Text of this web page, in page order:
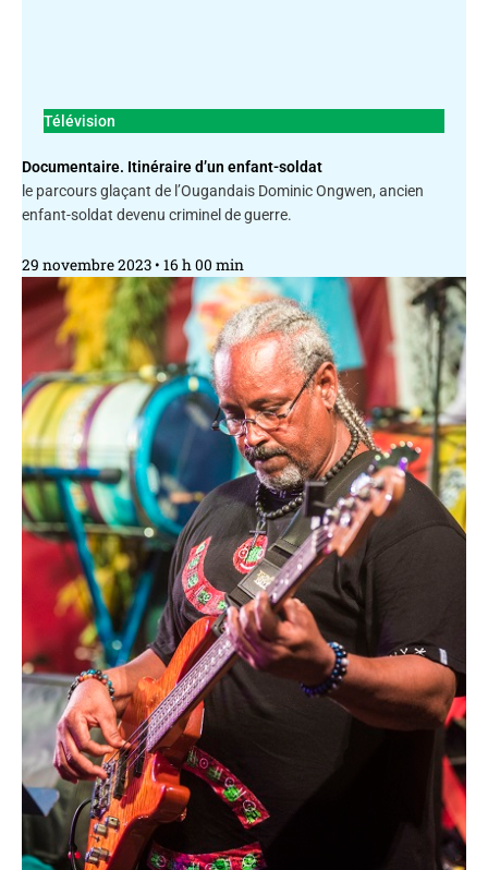
Télévision
Documentaire. Itinéraire d’un enfant-soldat
le parcours glaçant de l’Ougandais Dominic Ongwen, ancien
enfant-soldat devenu criminel de guerre.
29 novembre 2023 16 h 00 min